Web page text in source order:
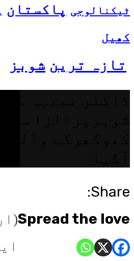
ٹیکنالوجی پاکستان
کھیل
تازہ ترین شوبز
Share:
Spread the love